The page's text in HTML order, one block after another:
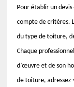
Pour établir un
compte de critères.
du type de toiture,
Chaque
d’œuvre et de son
de toiture,